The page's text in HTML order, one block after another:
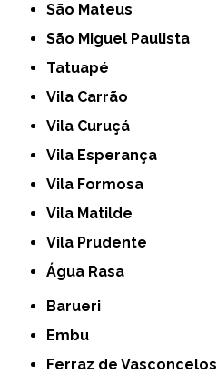
São Mateus
São Miguel Paulista
Tatuapé
Vila Carrão
Vila Curuçá
Vila Esperança
Vila Formosa
Vila Matilde
Vila Prudente
Água Rasa
Barueri
Embu
Ferraz de Vasconcelos